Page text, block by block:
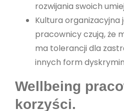
rozwijania swoich
Kultura organizacyjna
pracownicy czują, że
ma tolerancji dla
innych form
Wellbeing
korzyści.